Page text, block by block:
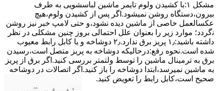
مشکل ۱:ﺑﺎ ﮐﺸﯿﺪن وﻟﻮم ﺗﺎﯾﻤﺮ ماشین لباسشویی به طرف
ﺑﯿﺮون،دستگاه روﺷﻦ نمیشود.اﮔﺮ ﭘﺲ از ﮐﺸﯿﺪن وﻟﻮم،ﻫﯿﭻ
عکسالعمل ﺧﺎﺻﯽ از ﻣﺎﺷﯿﻦ دﯾﺪه نشود،و حتی ﻻﻣﭗ ﺧﺒﺮ ﻧﯿﺰ روﺷﻦ
ﻧگردد؛ موارد زیر را بعنوان ﻋﻠﻞ احتمالی بروز چنین مشکلی در نظر
داشته باشید:۱٫ ﭘﺮﯾﺰ ﺑﺮق ﻧﺪارد.۲٫ دوﺷﺎﺧﻪ و ﯾﺎ ﮐﺎﺑﻞ راﺑﻂ ﻣﻌﯿﻮب
ﺷﺪه است.نحوه رفع:درحالیکه دوﺷﺎﺧﻪ ﺑﻪ ﭘﺮﯾﺰ ﻣﺘﺼﻞ اﺳﺖ،رﺳﯿﺪن
ﺑﺮق ﺑﻪ ﺗﺮﻣﯿﻨﺎل ﻣﺎﺷﯿﻦ را ﺗﻮﺳﻂ ولتمتر بررسی ﮐﻨﯿﺪ.اﮔﺮ ﺑﺮق از ﭘﺮﯾﺰ
ﺑﻪ ﻣﺎﺷﯿﻦ نمیرسد،اﺑﺘﺪا دوشاخه را باز کنید.اﮔﺮ اﺗﺼﺎﻻت در دوشاخه
ﺻﺤﯿﺢ اﺳﺖ،ﮐﺎﺑﻞ راﺑﻂ را ﺗﻌﻮﯾﺾ کنید.